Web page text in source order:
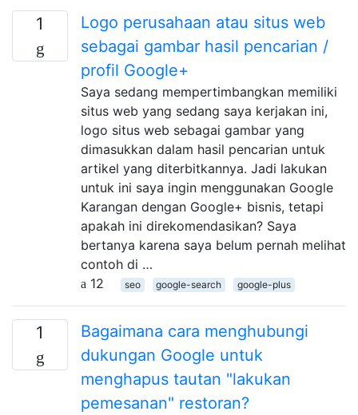
1
Logo perusahaan atau situs web
sebagai gambar hasil pencarian /
profil Google+
Saya sedang mempertimbangkan memiliki
situs web yang sedang saya kerjakan ini,
logo situs web sebagai gambar yang
dimasukkan dalam hasil pencarian untuk
artikel yang diterbitkannya. Jadi lakukan
untuk ini saya ingin menggunakan Google
Karangan dengan Google+ bisnis, tetapi
apakah ini direkomendasikan? Saya
bertanya karena saya belum pernah melihat
contoh di …
12
seo google-search google-plus
1
Bagaimana cara menghubungi
dukungan Google untuk
menghapus tautan "lakukan
pemesanan" restoran?